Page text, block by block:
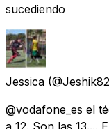
sucediendo
Jessica
@vodafone_es el
a 12. Son las 13....